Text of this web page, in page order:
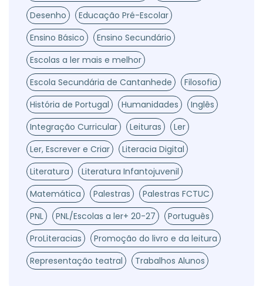
Desenho
Educação Pré-Escolar
Ensino Básico
Ensino Secundário
Escolas a ler mais e melhor
Escola Secundária de Cantanhede
Filosofia
História de Portugal
Humanidades
Inglês
Integração Curricular
Leituras
Ler
Ler, Escrever e Criar
Literacia Digital
Literatura
Literatura Infantojuvenil
Matemática
Palestras
Palestras FCTUC
PNL
PNL/Escolas a ler+ 20-27
Português
ProLiteracias
Promoção do livro e da leitura
Representação teatral
Trabalhos Alunos